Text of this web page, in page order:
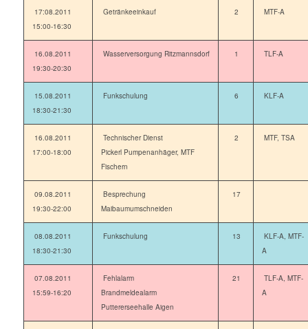
17:08.2011
15:00-16:30
Getränkeeinkauf 2 MTF-A
16.08.2011
19:30-20:30
Wasserversorgung Ritzmannsdorf 1 TLF-A
15.08.2011
18:30-21:30
Funkschulung 6 KLF-A
16.08.2011
17:00-18:00
Technischer Dienst
Pickerl Pumpenanhäger, MTF
Fischern
2 MTF, TSA
09.08.2011
19:30-22:00
Besprechung
Maibaumumschneiden
17
08.08.2011
18:30-21:30
Funkschulung 13
KLF-A, MTF-
A
07.08.2011
15:59-16:20
Fehlalarm
Brandmeldealarm
Puttererseehalle Aigen
21
TLF-A, MTF-
A